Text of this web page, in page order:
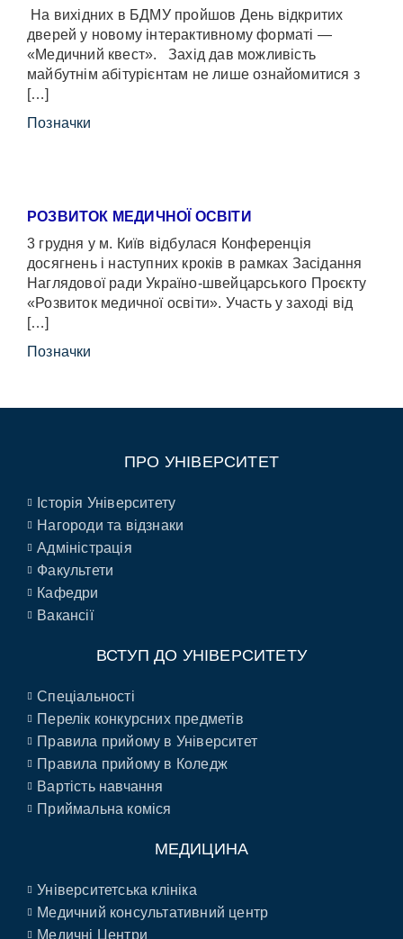
На вихідних в БДМУ пройшов День відкритих
дверей у новому інтерактивному форматі —
«Медичний квест». Захід дав можливість
майбутнім абітурієнтам не лише ознайомитися з
[…]
Позначки
РОЗВИТОК МЕДИЧНОЇ ОСВІТИ
3 грудня у м. Київ відбулася Конференція
досягнень і наступних кроків в рамках Засідання
Наглядової ради Україно-швейцарського Проєкту
«Розвиток медичної освіти». Участь у заході від
[…]
Позначки
ПРО УНІВЕРСИТЕТ
Історія Університету
Нагороди та відзнаки
Адміністрація
Факультети
Кафедри
Вакансії
ВСТУП ДО УНІВЕРСИТЕТУ
Спеціальності
Перелік конкурсних предметів
Правила прийому в Університет
Правила прийому в Коледж
Вартість навчання
Приймальна коміся
МЕДИЦИНА
Університетська клініка
Медичний консультативний центр
Медичні Центри